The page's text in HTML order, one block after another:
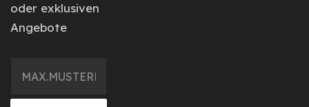
oder exklusiven
Angebote